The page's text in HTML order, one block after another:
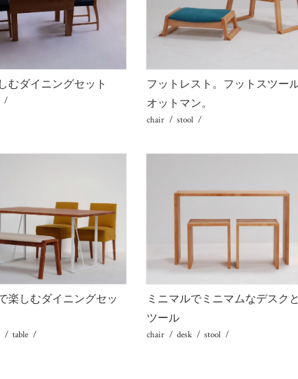
むダイニングセット
フットレスト。フットスツール
オットマン。
chair
stool
楽しむダイニングセッ
table
ミニマルでミニマムなデスク
ツール
chair
desk stool